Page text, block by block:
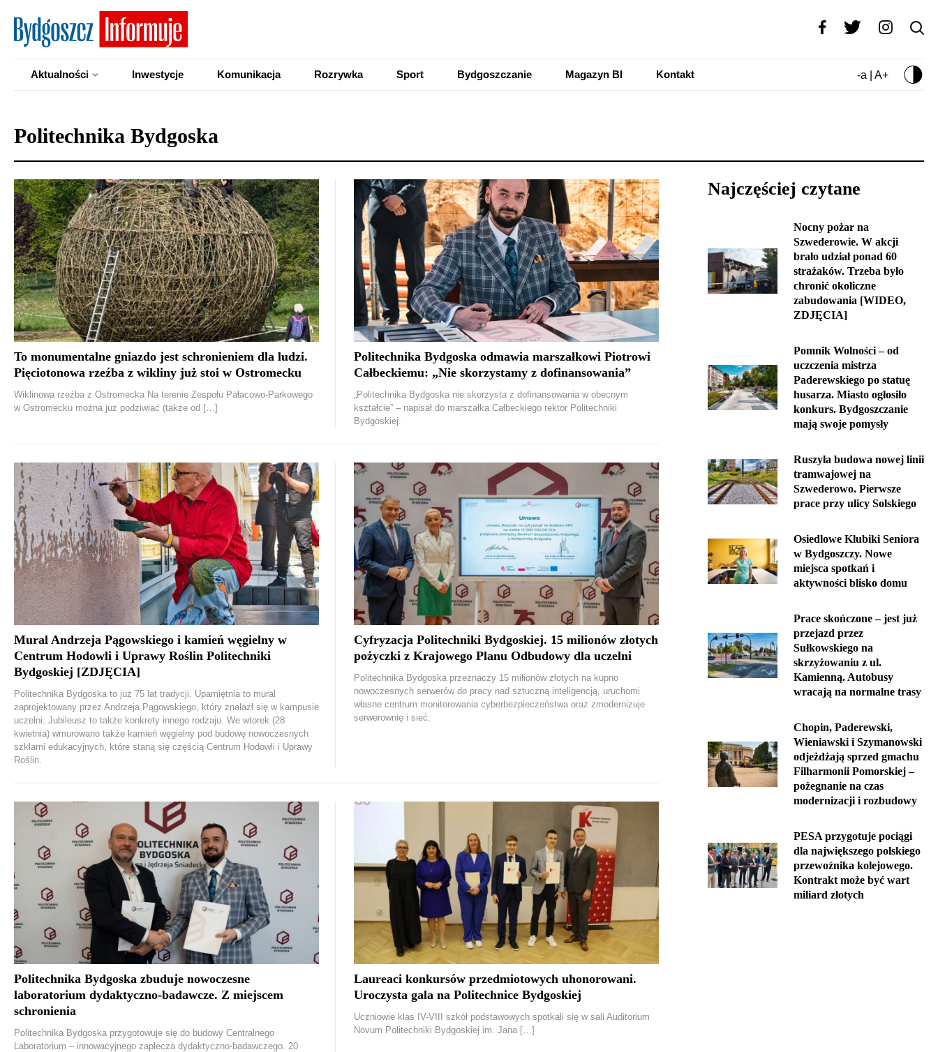
Aktualności Inwestycje Komunikacja Rozrywka Sport Bydgoszczanie Magazyn BI Kontakt -a | A+
Politechnika Bydgoska
To monumentalne gniazdo jest schronieniem dla ludzi.
Pięciotonowa rzeźba z wikliny już stoi w Ostromecku
Wiklinowa rzeźba z Ostromecka Na terenie Zespołu Pałacowo-Parkowego
w Ostromecku można już podziwiać (także od […]
Politechnika Bydgoska odmawia marszałkowi Piotrowi
Całbeckiemu: „Nie skorzystamy z dofinansowania”
„Politechnika Bydgoska nie skorzysta z dofinansowania w obecnym
kształcie” – napisał do marszałka Całbeckiego rektor Politechniki
Bydgoskiej.
Mural Andrzeja Pągowskiego i kamień węgielny w
Centrum Hodowli i Uprawy Roślin Politechniki
Bydgoskiej [ZDJĘCIA]
Politechnika Bydgoska to już 75 lat tradycji. Upamiętnia to mural
zaprojektowany przez Andrzeja Pągowskiego, który znalazł się w kampusie
uczelni. Jubileusz to także konkrety innego rodzaju. We wtorek (28
kwietnia) wmurowano także kamień węgielny pod budowę nowoczesnych
szklarni edukacyjnych, które staną się częścią Centrum Hodowli i Uprawy
Roślin.
Cyfryzacja Politechniki Bydgoskiej. 15 milionów złotych
pożyczki z Krajowego Planu Odbudowy dla uczelni
Politechnika Bydgoska przeznaczy 15 milionów złotych na kupno
nowoczesnych serwerów do pracy nad sztuczną inteligencją, uruchomi
własne centrum monitorowania cyberbezpieczeństwa oraz zmodernizuje
serwerownię i sieć.
Politechnika Bydgoska zbuduje nowoczesne
laboratorium dydaktyczno-badawcze. Z miejscem
schronienia
Politechnika Bydgoska przygotowuje się do budowy Centralnego
Laboratorium – innowacyjnego zaplecza dydaktyczno-badawczego. 20
Laureaci konkursów przedmiotowych uhonorowani.
Uroczysta gala na Politechnice Bydgoskiej
Uczniowie klas IV-VIII szkół podstawowych spotkali się w sali Auditorium
Novum Politechniki Bydgoskiej im. Jana […]
Najczęściej czytane
Nocny pożar na
Szwederowie. W akcji
brało udział ponad 60
strażaków. Trzeba było
chronić okoliczne
zabudowania [WIDEO,
ZDJĘCIA]
Pomnik Wolności – od
uczczenia mistrza
Paderewskiego po statuę
husarza. Miasto ogłosiło
konkurs. Bydgoszczanie
mają swoje pomysły
Ruszyła budowa nowej linii
tramwajowej na
Szwederowo. Pierwsze
prace przy ulicy Solskiego
Osiedlowe Klubiki Seniora
w Bydgoszczy. Nowe
miejsca spotkań i
aktywności blisko domu
Prace skończone – jest już
przejazd przez
Sułkowskiego na
skrzyżowaniu z ul.
Kamienną. Autobusy
wracają na normalne trasy
Chopin, Paderewski,
Wieniawski i Szymanowski
odjeżdżają sprzed gmachu
Filharmonii Pomorskiej –
pożegnanie na czas
modernizacji i rozbudowy
PESA przygotuje pociągi
dla największego polskiego
przewoźnika kolejowego.
Kontrakt może być wart
miliard złotych